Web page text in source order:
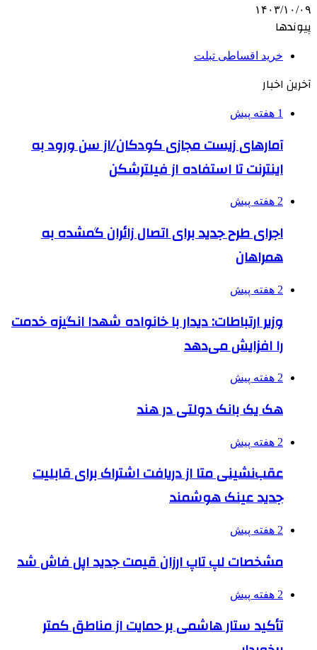
۱۴۰۳/۱۰/۰۹
پیوندها
خرید اقساطی تبلت
آخرین اخبار
1 هفته پیش
آمارهای زیست مجازی کودکان/از سن ورود به
اینترنت تا استفاده از فیلترشکن
2 هفته پیش
اجرای طرح جدید برای اتصال زائران گمشده به
همراهان
2 هفته پیش
وزیر ارتباطات: دیدار با خانواده شهدا انگیزه خدمت
را افزایش می‌دهد
2 هفته پیش
هک یک بانک دولتی در هند
2 هفته پیش
عقب‌نشینی متا از دریافت اشتراک برای قابلیت
جدید عینک هوشمند
2 هفته پیش
مشخصات لپ تاپ ارزان قیمت جدید اپل فاش شد
2 هفته پیش
تأکید ستار هاشمی بر حمایت از مناطق کمتر